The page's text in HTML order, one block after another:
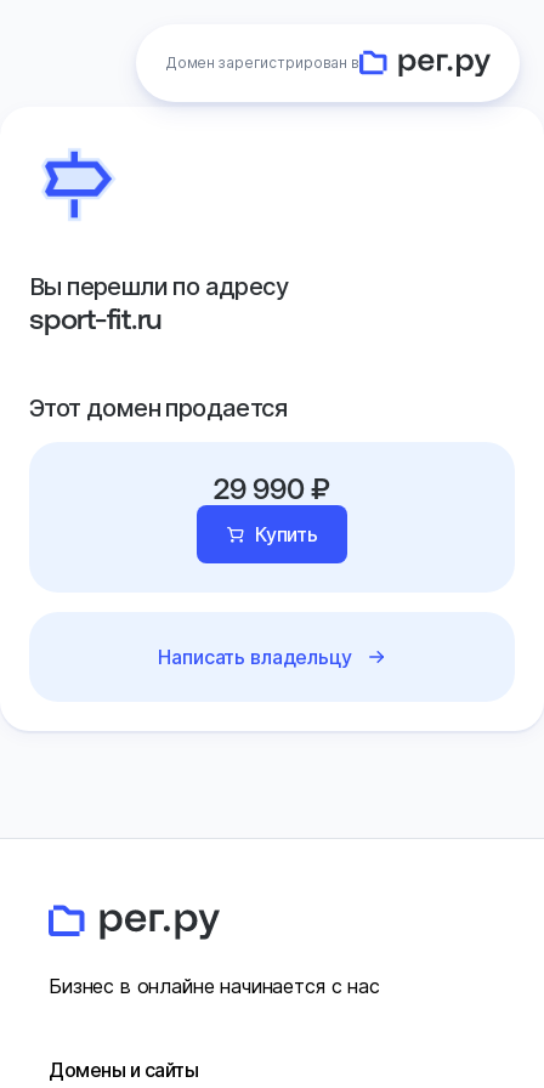
Домен зарегистрирован в
Вы перешли по адресу
sport-fit.ru
Этот домен продается
29 990 ₽
Купить
Написать владельцу
Бизнес в онлайне начинается с нас
Домены и сайты